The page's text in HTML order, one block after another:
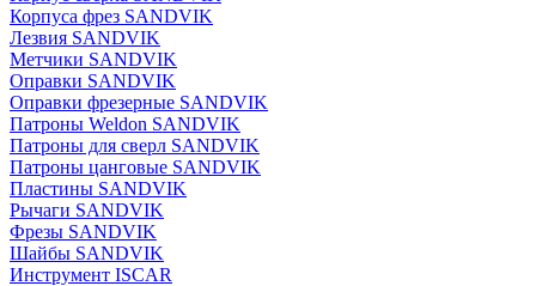
Корпуса фрез SANDVIK
Лезвия SANDVIK
Метчики SANDVIK
Оправки SANDVIK
Оправки фрезерные SANDVIK
Патроны Weldon SANDVIK
Патроны для сверл SANDVIK
Патроны цанговые SANDVIK
Пластины SANDVIK
Рычаги SANDVIK
Фрезы SANDVIK
Шайбы SANDVIK
Инструмент ISCAR